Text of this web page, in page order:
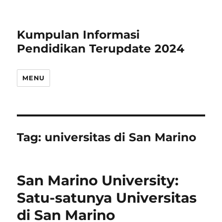
Kumpulan Informasi
Pendidikan Terupdate 2024
MENU
Tag: universitas di San Marino
San Marino University:
Satu-satunya Universitas
di San Marino